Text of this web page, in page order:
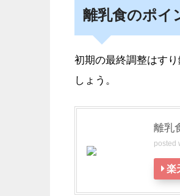
離乳食のポイ
初期の最終調整はす
しょう。
離乳
posted
楽